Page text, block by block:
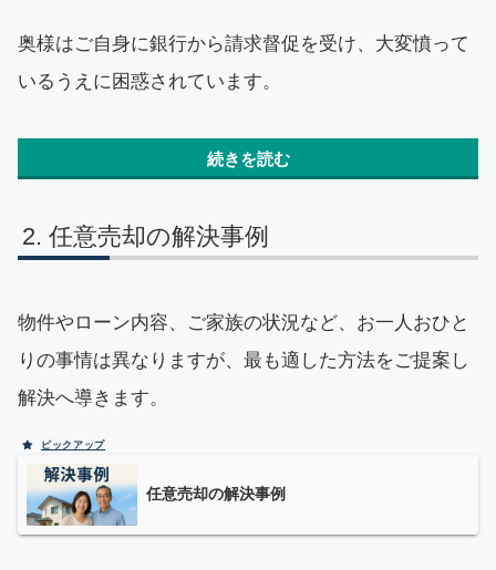
奥様はご自身に銀行から請求督促を受け、大変憤って
いるうえに困惑されています。
続きを読む
任意売却の解決事例
物件やローン内容、ご家族の状況など、お一人おひと
りの事情は異なりますが、最も適した方法をご提案し
解決へ導きます。
任意売却の解決事例